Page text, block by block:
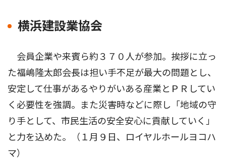
横浜建設業協会
会員企業や来賓ら約３７０人が参加。挨拶に立っ
た福嶋隆太郎会長は担い手不足が最大の問題とし、
安定して仕事があるやりがいある産業とＰＲしてい
く必要性を強調。また災害時などに際し「地域の守
り手として、市民生活の安全安心に貢献していく」
と力を込めた。（１月９日、ロイヤルホールヨコハ
マ）